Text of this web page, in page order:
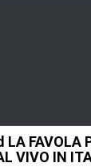
FAVOLA
VIVO IN